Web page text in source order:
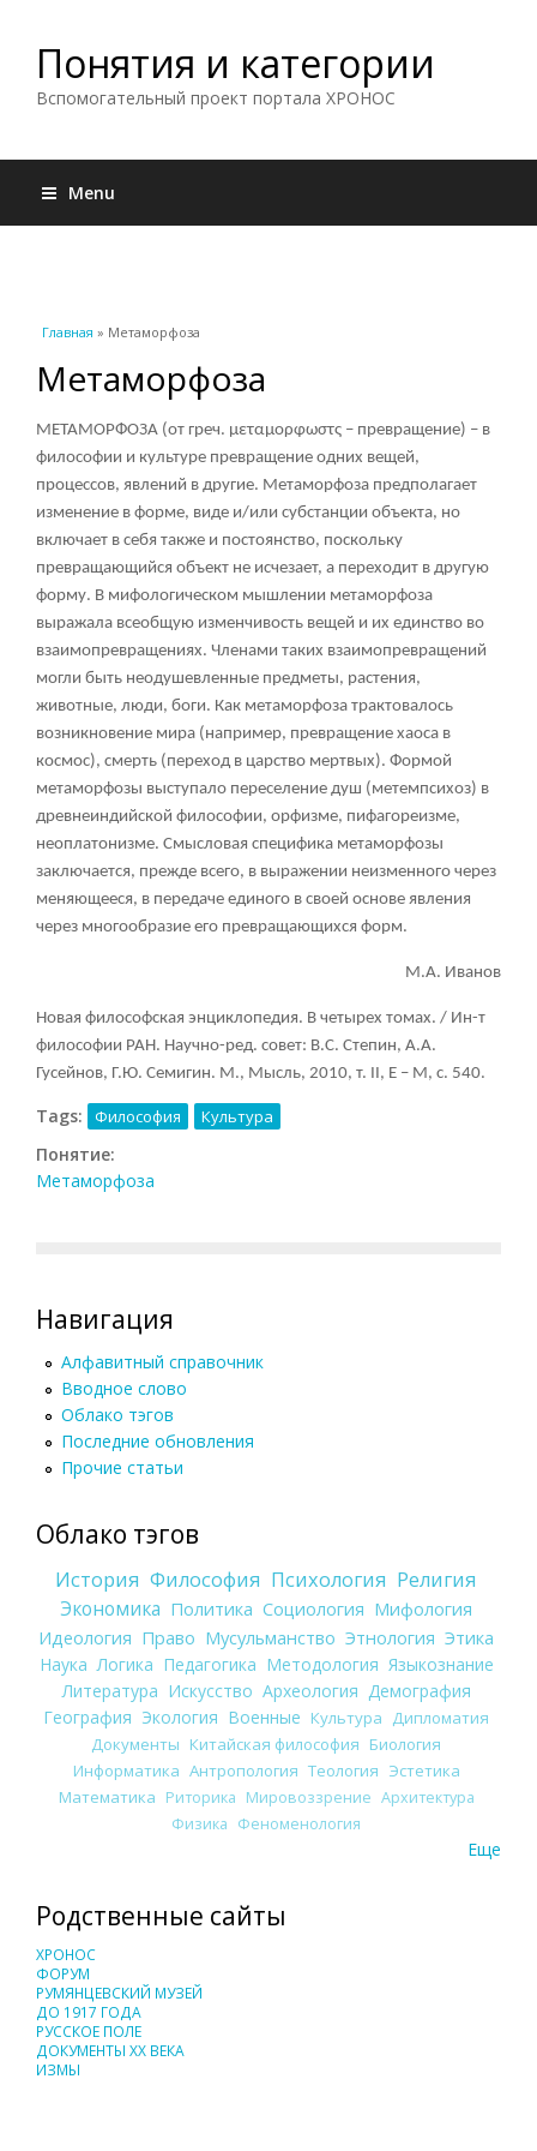
Понятия и категории
Вспомогательный проект портала ХРОНОС
Menu
Вы здесь
Главная » Метаморфоза
Метаморфоза
МЕТАМОРФОЗА (от греч. μεταμορφωστς – превращение) – в
философии и культуре превращение одних вещей,
процессов, явлений в другие. Метаморфоза предполагает
изменение в форме, виде и/или субстанции объекта, но
включает в себя также и постоянство, поскольку
превращающийся объект не исчезает, а переходит в другую
форму. В мифологическом мышлении метаморфоза
выражала всеобщую изменчивость вещей и их единство во
взаимопревращениях. Членами таких взаимопревращений
могли быть неодушевленные предметы, растения,
животные, люди, боги. Как метаморфоза трактовалось
возникновение мира (например, превращение хаоса в
космос), смерть (переход в царство мертвых). Формой
метаморфозы выступало переселение душ (метемпсихоз) в
древнеиндийской философии, орфизме, пифагореизме,
неоплатонизме. Смысловая специфика метаморфозы
заключается, прежде всего, в выражении неизменного через
меняющееся, в передаче единого в своей основе явления
через многообразие его превращающихся форм.
М.А. Иванов
Новая философская энциклопедия. В четырех томах. / Ин-т
философии РАН. Научно-ред. совет: В.С. Степин, А.А.
Гусейнов, Г.Ю. Семигин. М., Мысль, 2010, т. II, Е – М, с. 540.
Tags: Философия Культура
Понятие:
Метаморфоза
Навигация
Алфавитный справочник
Вводное слово
Облако тэгов
Последние обновления
Прочие статьи
Облако тэгов
История Философия Психология Религия
Экономика Политика Социология Мифология
Идеология Право Мусульманство Этнология Этика
Наука Логика Педагогика Методология Языкознание
Литература Искусство Археология Демография
География Экология Военные Культура
Дипломатия
Документы Китайская философия Биология
Информатика Антропология Теология Эстетика
Математика Риторика Мировоззрение Архитектура
Физика Феноменология
Еще
Родственные сайты
ХРОНОС
ФОРУМ
РУМЯНЦЕВСКИЙ МУЗЕЙ
ДО 1917 ГОДА
РУССКОЕ ПОЛЕ
ДОКУМЕНТЫ XX ВЕКА
ИЗМЫ